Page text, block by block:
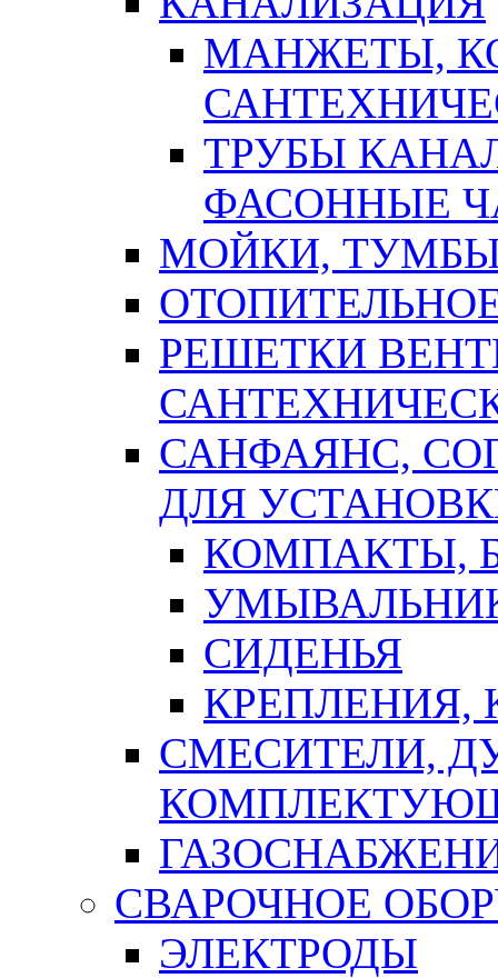
МАНЖЕТЫ,
ТРУБЫ
ФАСОННЫЕ
МОЙКИ,
РЕШЕТКИ
САНФАЯНС,
ДЛЯ
КОМПАКТЫ,
СИДЕНЬЯ
СМЕСИТЕЛИ,
СВАРОЧНОЕ
ЭЛЕКТРОДЫ